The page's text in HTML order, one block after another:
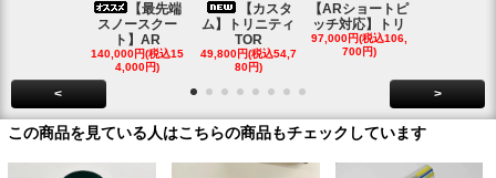
【最先端
スノースクー
ト】AR
140,000円(税込15
4,000円)
【カスタ
ム】トリニティ
TOR
49,800円(税込54,7
80円)
【ARショートピ
ッチ対応】トリ
97,000円(税込106,
700円)
< >
この商品を見ている人はこちらの商品もチェックしています